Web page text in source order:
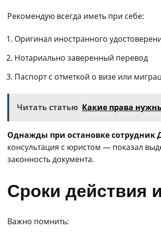
Рекомендую всегда иметь при себе:
Оригинал иностранного
Нотариально заверенный перевод
Паспорт с отметкой о визе или
Читать статью Какие права
Однажды при остановке сотрудник
консультация с юристом — показал
законность документа.
Сроки действия
Важно помнить: